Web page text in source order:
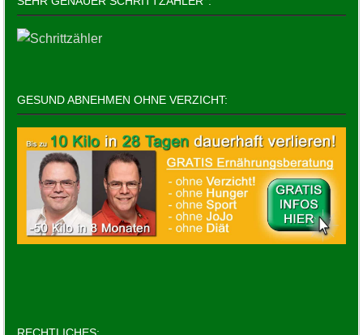
GESUND ABNEHMEN OHNE VERZICHT:
RECHTLICHES: